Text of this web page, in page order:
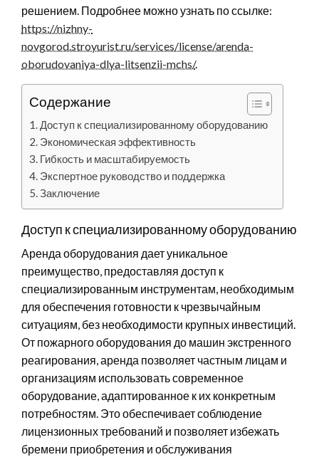
решением. Подробнее можно узнать по ссылке:
https://nizhny-
novgorod.stroyurist.ru/services/license/arenda-
oborudovaniya-dlya-litsenzii-mchs/.
Содержание
Доступ к специализированному оборудованию
Экономическая эффективность
Гибкость и масштабируемость
Экспертное руководство и поддержка
Заключение
Доступ к специализированному оборудованию
Аренда оборудования дает уникальное
преимущество, предоставляя доступ к
специализированным инструментам, необходимым
для обеспечения готовности к чрезвычайным
ситуациям, без необходимости крупных инвестиций.
От пожарного оборудования до машин экстренного
реагирования, аренда позволяет частным лицам и
организациям использовать современное
оборудование, адаптированное к их конкретным
потребностям. Это обеспечивает соблюдение
лицензионных требований и позволяет избежать
бремени приобретения и обслуживания